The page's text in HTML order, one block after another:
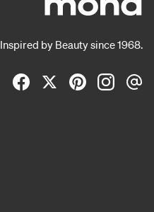
Inspired by Beauty since 1968.